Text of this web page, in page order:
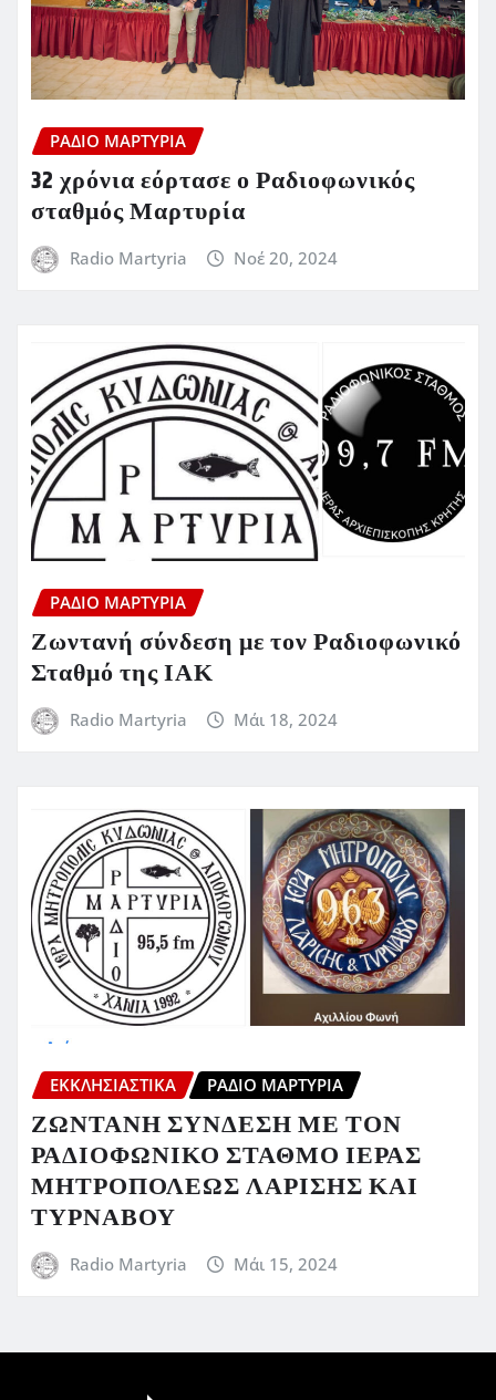
ΡΆΔΙΟ ΜΑΡΤΥΡΊΑ
32 χρόνια εόρτασε ο Ραδιοφωνικός
σταθμός Μαρτυρία
Radio Martyria Νοέ 20, 2024
ΡΆΔΙΟ ΜΑΡΤΥΡΊΑ
Ζωντανή σύνδεση με τον Ραδιοφωνικό
Σταθμό της ΙΑΚ
Radio Martyria Μάι 18, 2024
ΕΚΚΛΗΣΙΑΣΤΙΚΆ ΡΆΔΙΟ ΜΑΡΤΥΡΊΑ
ΖΩΝΤΑΝΗ ΣΥΝΔΕΣΗ ΜΕ ΤΟΝ
ΡΑΔΙΟΦΩΝΙΚΟ ΣΤΑΘΜΟ ΙΕΡΑΣ
ΜΗΤΡΟΠΟΛΕΩΣ ΛΑΡΙΣΗΣ ΚΑΙ
ΤΥΡΝΑΒΟΥ
Radio Martyria Μάι 15, 2024